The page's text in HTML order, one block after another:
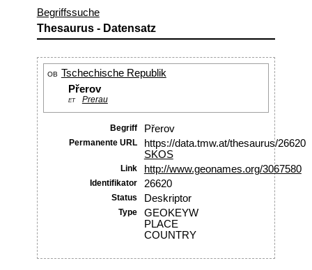
Begriffssuche
Thesaurus - Datensatz
OB Tschechische Republik
Přerov
ET Prerau
Begriff Přerov
Permanente URL
https://data.tmw.at/thesaurus/26620
SKOS
Link http://www.geonames.org/3067580
Identifikator 26620
Status Deskriptor
Type
GEOKEYW
PLACE
COUNTRY